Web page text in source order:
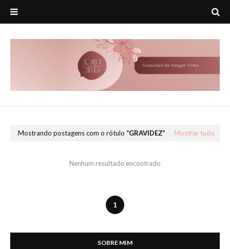
Mostrando postagens com o rótulo GRAVIDEZ Mostrar tudo
Nenhum resultado encontrado
1
SOBRE MIM